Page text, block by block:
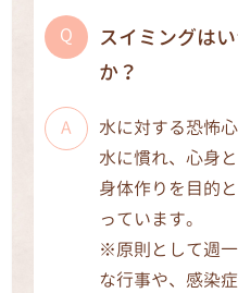
スイミングは
か？
水に対する恐怖
水に慣れ、心身
身体作りを目的
っています。
※原則として週
な行事や、感染